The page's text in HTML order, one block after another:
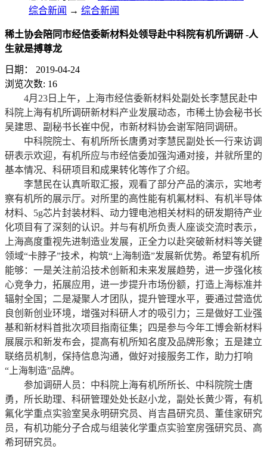
综合新闻 → 综合新闻
稀土协会陪同市经信委新材料处领导赴中科院有机所调研 -人
生就是搏尊龙
日期：
2019-04-24
浏览次数: 16
4月23日上午，上海市经信委新材料处副处长李慧民赴中
科院上海有机所调研新材料产业发展动态，市稀土协会秘书长
吴建思、副秘书长崔中倪，市新材料协会谢军陪同调研。
中科院院士、有机所所长唐勇对李慧民副处长一行来访调
研表示欢迎，有机所应与市经信委加强沟通对接，并就所里的
基本情况、科研项目和成果转化等作了介绍。
李慧民在认真听取汇报，观看了部分产品的演示，实地考
察有机所的展示厅。对所里的高性能有机氟材料、有机半导体
材料、5g芯片封装材料、动力锂电池相关材料的研发期待产业
化项目有了深刻的认识。并与有机所负责人座谈交流时表示，
上海高度重视先进制造业发展，正全力以赴突破新材料等关键
领域“卡脖子”技术，构筑“上海制造”发展新优势。希望有机所
能够：一是关注前沿技术创新和未来发展趋势，进一步强化核
心竞争力，拓展应用，进一步提升市场份额，打造上海标准并
辐射全国；二是凝聚人才团队，提升管理水平，要通过营造优
良创新创业环境，增强对科研人才的吸引力；三是做好工业强
基和新材料首批次项目指南征集；四是参与今年工博会新材料
展展示和新发布会，提高有机所知名度及品牌形象；五是建立
联络员机制，保持信息沟通，做好对接服务工作，助力打响
“上海制造”品牌。
参加调研人员：中科院上海有机所所长、中科院院士唐
勇，所长助理、科研管理处处长赵小龙，副处长黄少胥，有机
氟化学重点实验室吴永明研究员、肖吉昌研究员、董佳家研究
员，有机功能分子合成与组装化学重点实验室房强研究员、高
希珂研究员。